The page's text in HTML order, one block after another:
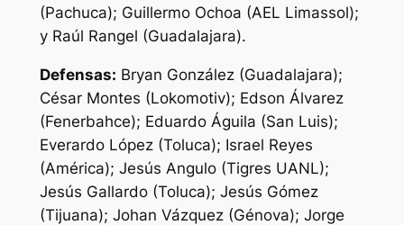
(Pachuca); Guillermo Ochoa (AEL Limassol);
y Raúl Rangel (Guadalajara).
Defensas: Bryan González (Guadalajara);
César Montes (Lokomotiv); Edson Álvarez
(Fenerbahce); Eduardo Águila (San Luis);
Everardo López (Toluca); Israel Reyes
(América); Jesús Angulo (Tigres UANL);
Jesús Gallardo (Toluca); Jesús Gómez
(Tijuana); Johan Vázquez (Génova); Jorge